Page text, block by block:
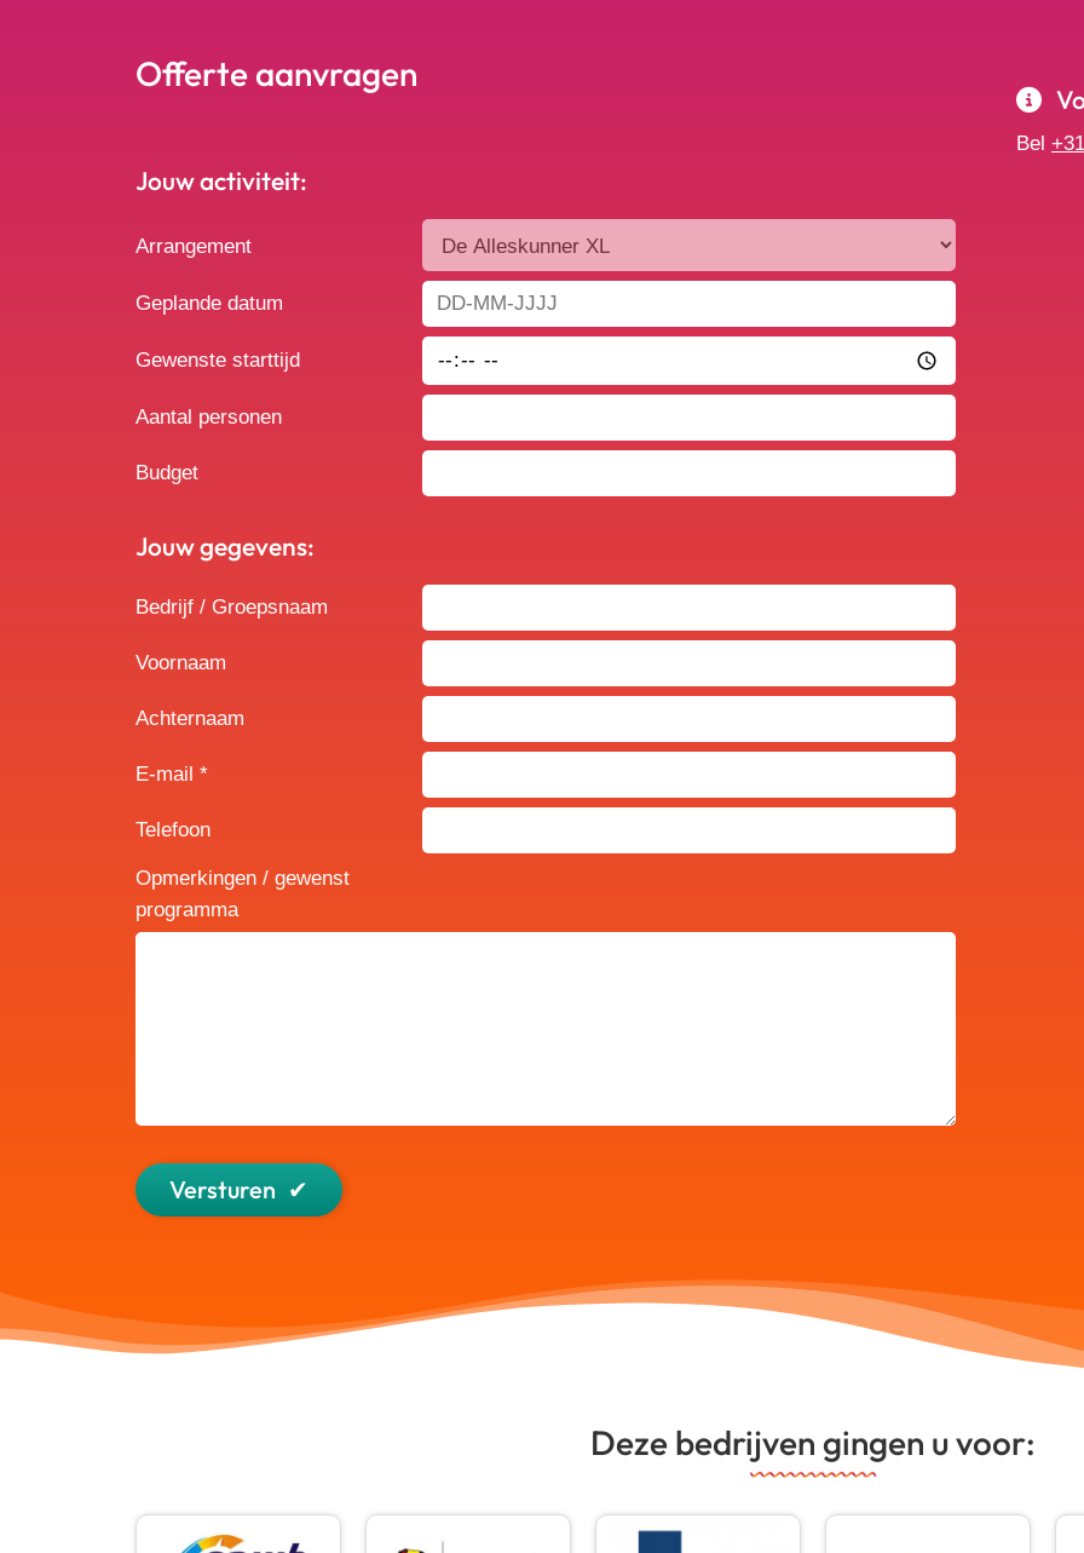
Offerte aanvragen
Jouw activiteit:
Arrangement
Geplande datum
Gewenste starttijd
Aantal personen
Budget
Jouw gegevens:
Bedrijf / Groepsnaam
Voornaam
Achternaam
E-mail *
Telefoon
Opmerkingen / gewenst
programma
Versturen
Bel
Deze bedrijven gingen u voor: